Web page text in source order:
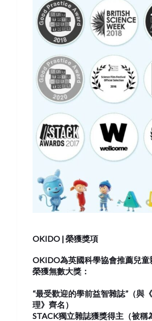
OKIDO |榮獲獎項
OKIDO為英國科學協會推薦兒童
榮獲無數大獎：
“最受歡迎的學前益智雜誌”（與 《
理》齊名）
STACK獨立雜誌獲獎得主（被稱